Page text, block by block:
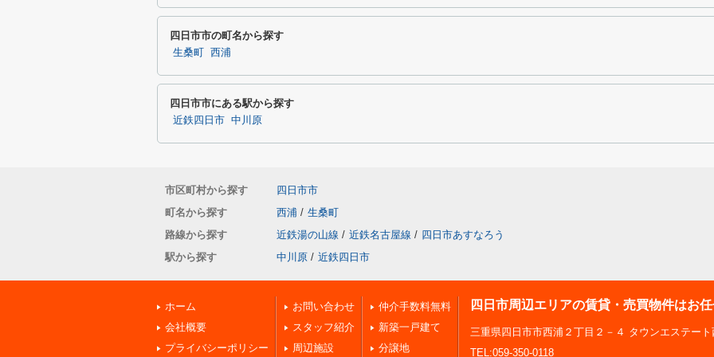
四日市市の町名から探す
生桑町 西浦
四日市市にある駅から探す
近鉄四日市 中川原
市区町村から探す
四日市市
町名から探す
西浦 / 生桑町
路線から探す
近鉄湯の山線 / 近鉄名古屋線 / 四日市あすなろう
駅から探す
中川原 / 近鉄四日市
ホーム
会社概要
プライバシーポリシー
お問い合わせ
スタッフ紹介
周辺施設
仲介手数料無料
新築一戸建て
分譲地
四日市周辺エリアの賃貸・売買物件はお任
三重県四日市市西浦２丁目２－４ タウンエステート
TEL:059-350-0118